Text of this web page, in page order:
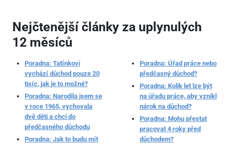
Nejčtenější články za uplynulých
12 měsíců
Poradna: Tatínkovi
vychází důchod pouze 20
tisíc, jak je to možné?
Poradna: Narodila jsem se
v roce 1965, vychovala
dvě děti a chci do
předčasného důchodu
Poradna: Jak to budu mít
Poradna: Úřad práce nebo
předčasný důchod?
Poradna: Kolik let lze být
na úřadu práce, aby vznikl
nárok na důchod?
Poradna: Mohu přestat
pracovat 4 roky před
důchodem?